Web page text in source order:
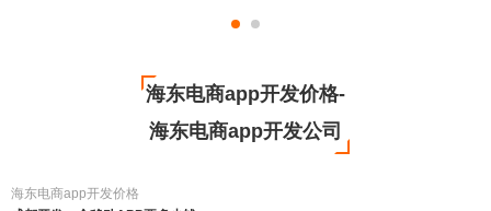
海东电商app开发价格-
海东电商app开发公司
海东电商app开发价格